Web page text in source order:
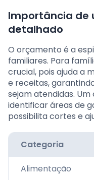
Importância de
detalhado
O orçamento é a
familiares. Para
crucial, pois ajuda a
e receitas,
sejam atendidas.
identificar áreas de
possibilita cortes e
Categoria
Alimentação